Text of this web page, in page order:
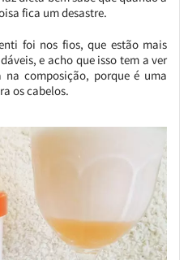
fica um desastre.
foi nos fios, que estão mais
e acho que isso tem a ver
na composição, porque é uma
os cabelos.